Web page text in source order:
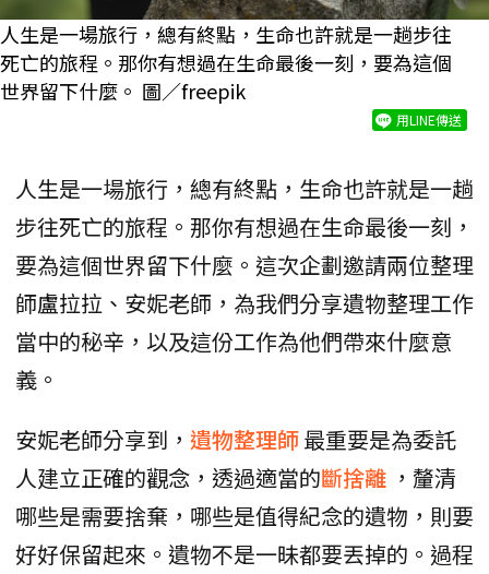
人生是一場旅行，總有終點，生命也許就是一趟步往
死亡的旅程。那你有想過在生命最後一刻，要為這個
世界留下什麼。 圖／freepik
用LINE傳送
人生是一場旅行，總有終點，生命也許就是一趟
步往死亡的旅程。那你有想過在生命最後一刻，
要為這個世界留下什麼。這次企劃邀請兩位整理
師盧拉拉、安妮老師，為我們分享遺物整理工作
當中的秘辛，以及這份工作為他們帶來什麼意
義。
安妮老師分享到， 遺物整理師最重要是為委託
人建立正確的觀念，透過適當的斷捨離 ，釐清
哪些是需要捨棄，哪些是值得紀念的遺物，則要
好好保留起來。遺物不是一昧都要丟掉的。過程